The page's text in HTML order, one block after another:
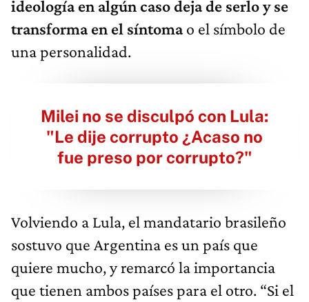
ideología en algún caso deja de serlo y se
transforma en el síntomao el símbolo de
una personalidad.
Milei no se disculpó con Lula:
"Le dije corrupto ¿Acaso no
fue preso por corrupto?"
Volviendo a Lula, el mandatario brasileño
sostuvo que Argentina es un país que
quiere mucho, y remarcó la importancia
que tienen ambos países para el otro. “Si el